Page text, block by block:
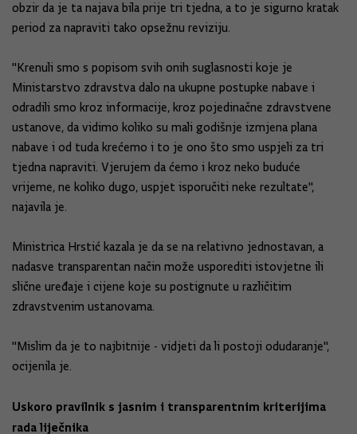
obzir da je ta najava bila prije tri tjedna, a to je sigurno kratak
period za napraviti tako opsežnu reviziju.
"Krenuli smo s popisom svih onih suglasnosti koje je
Ministarstvo zdravstva dalo na ukupne postupke nabave i
odradili smo kroz informacije, kroz pojedinačne zdravstvene
ustanove, da vidimo koliko su mali godišnje izmjena plana
nabave i od tuda krećemo i to je ono što smo uspjeli za tri
tjedna napraviti. Vjerujem da ćemo i kroz neko buduće
vrijeme, ne koliko dugo, uspjet isporučiti neke rezultate",
najavila je.
Ministrica Hrstić kazala je da se na relativno jednostavan, a
nadasve transparentan način može usporediti istovjetne ili
slične uređaje i cijene koje su postignute u različitim
zdravstvenim ustanovama.
"Mislim da je to najbitnije - vidjeti da li postoji odudaranje",
ocijenila je.
Uskoro pravilnik s jasnim i transparentnim kriterijima
rada liječnika